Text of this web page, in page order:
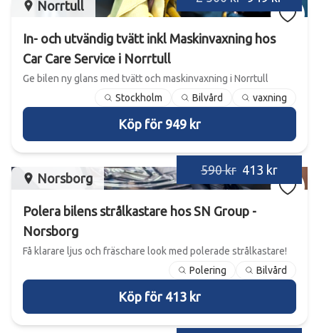
Norrtull
In- och utvändig tvätt inkl Maskinvaxning hos
Car Care Service i Norrtull
Ge bilen ny glans med tvätt och maskinvaxning i Norrtull
Stockholm
Bilvård vaxning
Köp för 949 kr
Norsborg
590 kr 413 kr
Polera bilens strålkastare hos SN Group -
Norsborg
Få klarare ljus och fräschare look med polerade strålkastare!
Polering
Bilvård
Köp för 413 kr